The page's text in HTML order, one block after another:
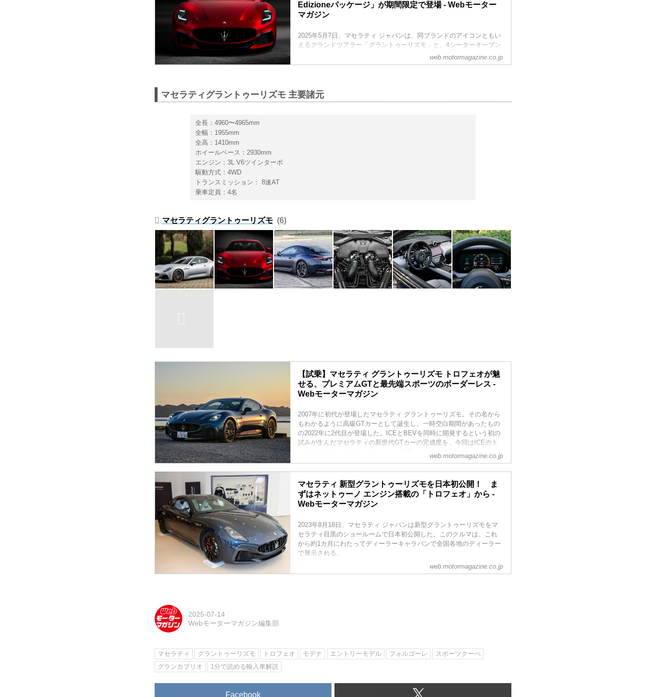
Edizioneパッケージ」が期間限定で登場 - Webモーター
マガジン
2025年5月7日、マセラティ ジャパンは、同ブランドのアイコンともい
えるグランドツアラー「グラントゥーリズモ」と、4シーターオープン
トップ「グランカブリオ」のエントリーモデルを、2025年第4四半期を
目途導入すると発表した。同時に、エントリーモデル導入記念特別仕
web.motormagazine.co.jp
マセラティグラントゥーリズモ 主要諸元
全長：4960〜4965mm
全幅：1955mm
全高：1410mm
ホイールベース：2930mm
エンジン：3L V6ツインターボ
駆動方式：4WD
トランスミッション： 8速AT
乗車定員：4名
マセラティグラントゥーリズモ 6
【試乗】マセラティ グラントゥーリズモ トロフェオが魅
せる、プレミアムGTと最先端スポーツのボーダーレス -
Webモーターマガジン
2007年に初代が登場したマセラティ グラントゥーリズモ。その名から
もわかるように高級GTカーとして誕生し、一時空白期間があったもの
の2022年に2代目が登場した。ICEとBEVを同時に開発するという初の
試みが生んだマセラティの新世代GTカーの完成度を、今回はICEのト
ップモデルである「トロフェオ」の試乗をとおして測る。
web.motormagazine.co.jp
マセラティ 新型グラントゥーリズモを日本初公開！ ま
ずはネットゥーノ エンジン搭載の「トロフェオ」から -
Webモーターマガジン
2023年8月18日、マセラティ ジャパンは新型グラントゥーリズモをマ
セラティ目黒のショールームで日本初公開した。このクルマは、これ
から約1カ月にわたってディーラーキャラバンで全国各地のディーラー
で展示される。
web.motormagazine.co.jp
2025-07-14
Webモーターマガジン編集部
マセラティ グラントゥーリズモ トロフェオ モデナ エントリーモデル フォルゴーレ
スポーツクーぺ
グランカブリオ
1分で読める輸入車解説
Facebook